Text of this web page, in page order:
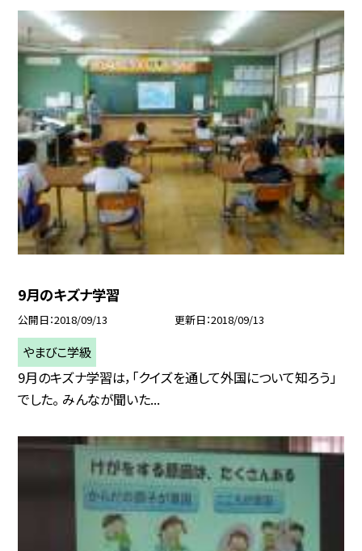
9月のキズナ学習
公開日 2018/09/13 更新日 2018/09/13
やまびこ学級
9月のキズナ学習は，「クイズを通して外国について知ろう」
でした。 みんなが聞いた...